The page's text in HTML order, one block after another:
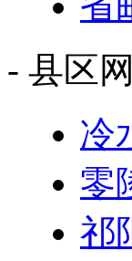
- 县区
冷
零
祁